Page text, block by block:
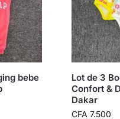
bebe
Lot de 3
Confort &
Dakar
CFA 7.500